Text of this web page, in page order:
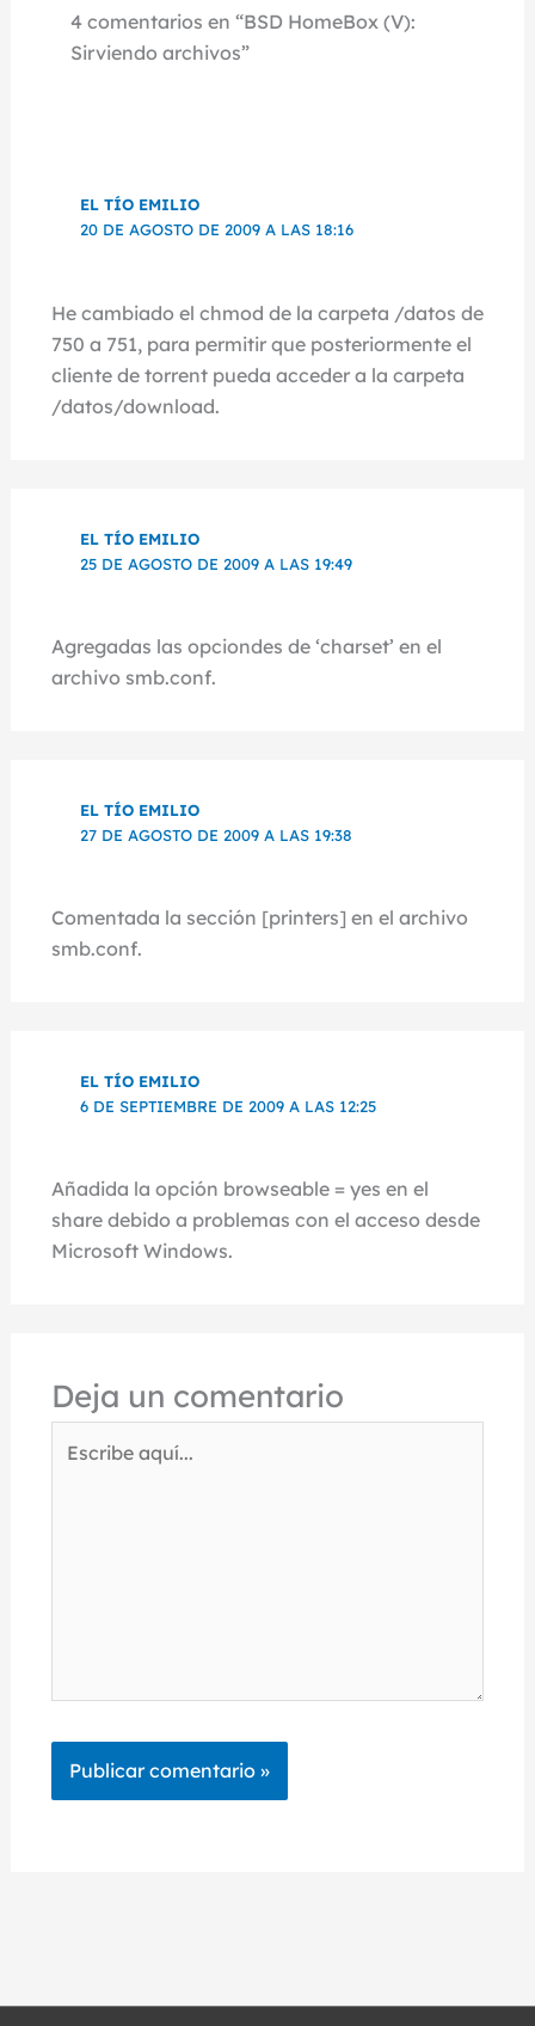
4 comentarios en “BSD HomeBox (V):
Sirviendo archivos”
EL TÍO EMILIO
20 DE AGOSTO DE 2009 A LAS 18:16
He cambiado el chmod de la carpeta /datos de
750 a 751, para permitir que posteriormente el
cliente de torrent pueda acceder a la carpeta
/datos/download.
EL TÍO EMILIO
25 DE AGOSTO DE 2009 A LAS 19:49
Agregadas las opciondes de ‘charset’ en el
archivo smb.conf.
EL TÍO EMILIO
27 DE AGOSTO DE 2009 A LAS 19:38
Comentada la sección [printers] en el archivo
smb.conf.
EL TÍO EMILIO
6 DE SEPTIEMBRE DE 2009 A LAS 12:25
Añadida la opción browseable = yes en el
share debido a problemas con el acceso desde
Microsoft Windows.
Deja un comentario
aquí...